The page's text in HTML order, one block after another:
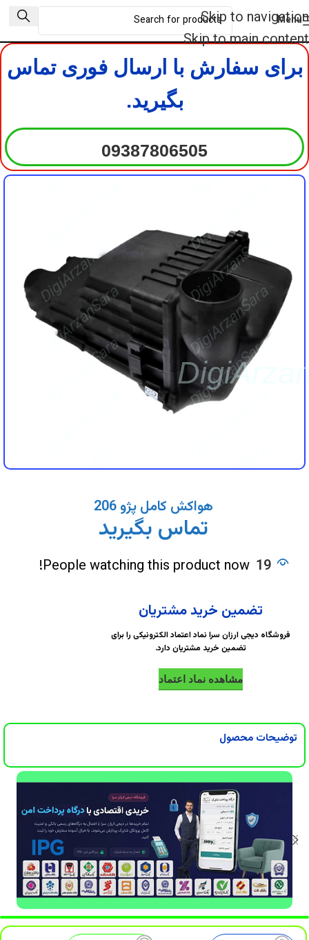
Skip to navigation
Skip to main content
Menu
برای سفارش با ارسال فوری تماس
بگیرید.
09387806505
DigiArzanSara
DigiArzanSara
DigiArzanSara
DigiArzanSara
DigiArzanSara
DigiArzanSara
DigiArzanSara
DigiArzanSara
DigiArzanSara
DigiArzanSara
DigiArzanSara
DigiArzanSara
DigiArzanSara
DigiArzanSara
DigiArzanSara
DigiArzanSara
DigiArzanSara
DigiArzanSara
DigiArzanSara
DigiArzanSara
DigiArzanSara
DigiArzanSara
DigiArzanSara
DigiArzanSara
DigiArzanSara
DigiArzanSara
DigiArzanSara
DigiArzanSara
DigiArzanSara
DigiArzanSara
هواکش کامل پژو 206
تماس بگیرید
19
People watching this product now!
تضمین خرید مشتریان
فروشگاه دیجی ارزان سرا نماد اعتماد الکترونیکی را برای
تضمین خرید مشتریان دارد.
مشاهده نماد اعتماد
توضیحات محصول